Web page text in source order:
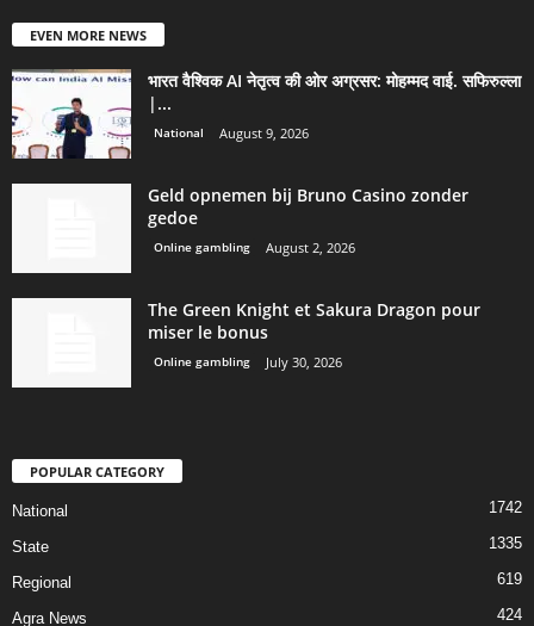
EVEN MORE NEWS
भारत वैश्विक AI नेतृत्व की ओर अग्रसर: मोहम्मद वाई. सफिरुल्ला
|...
National August 9, 2026
Geld opnemen bij Bruno Casino zonder
gedoe
Online gambling August 2, 2026
The Green Knight et Sakura Dragon pour
miser le bonus
Online gambling July 30, 2026
POPULAR CATEGORY
National 1742
State 1335
Regional 619
Agra News 424